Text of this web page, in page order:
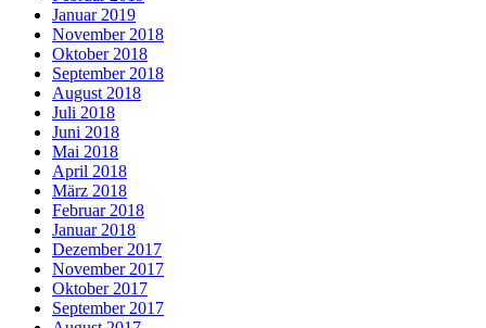
Januar 2019
November 2018
Oktober 2018
September 2018
August 2018
Juli 2018
Juni 2018
Mai 2018
April 2018
März 2018
Februar 2018
Januar 2018
Dezember 2017
November 2017
Oktober 2017
September 2017